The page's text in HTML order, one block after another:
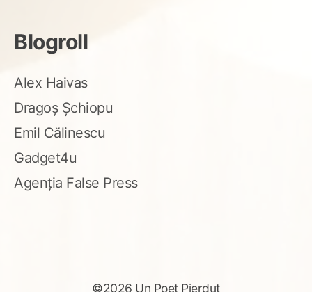
Blogroll
Alex Haivas
Dragoș Șchiopu
Emil Călinescu
Gadget4u
Agenția False Press
©2026 Un Poet Pierdut